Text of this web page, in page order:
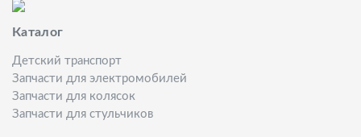
Каталог
Детский транспорт
Запчасти для электромобилей
Запчасти для колясок
Запчасти для стульчиков